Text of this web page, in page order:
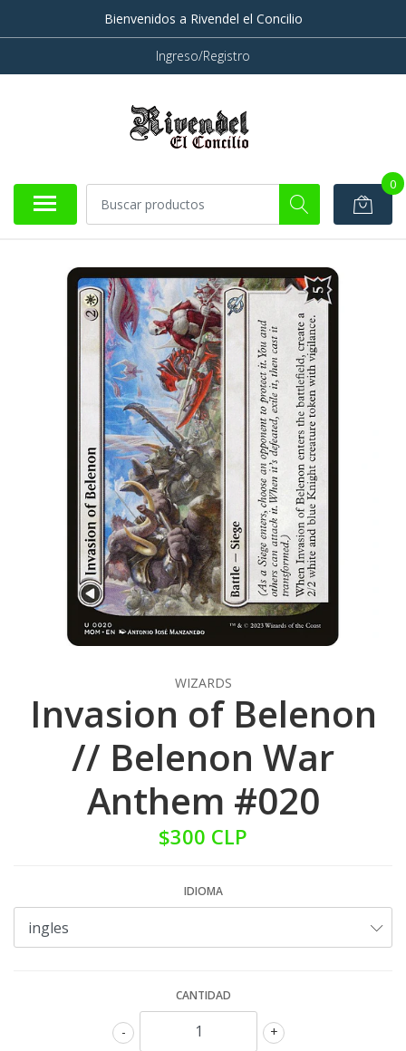
Bienvenidos a Rivendel el Concilio
Ingreso/Registro
0
WIZARDS
Invasion of Belenon
// Belenon War
Anthem #020
$300 CLP
IDIOMA
CANTIDAD
+
-